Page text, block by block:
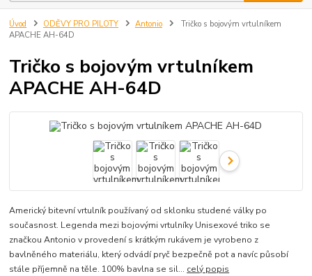
Úvod ODĚVY PRO PILOTY Antonio
Tričko s bojovým vrtulníkem
APACHE AH-64D
Tričko s bojovým vrtulníkem
APACHE AH-64D
Americký bitevní vrtulník používaný od sklonku studené války po
současnost. Legenda mezi bojovými vrtulníky Unisexové triko se
značkou Antonio v provedení s krátkým rukávem je vyrobeno z
bavlněného materiálu, který odvádí pryč bezpečně pot a navíc působí
stále příjemně na těle. 100% bavlna se sil... celý popis